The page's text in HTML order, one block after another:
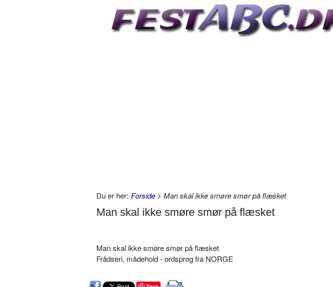
Du er her: Forside > Man skal ikke smøre smør på flæsket
Man skal ikke smøre smør på flæsket
Man skal ikke smøre smør på flæsket
Frådseri, mådehold - ordsprog fra NORGE